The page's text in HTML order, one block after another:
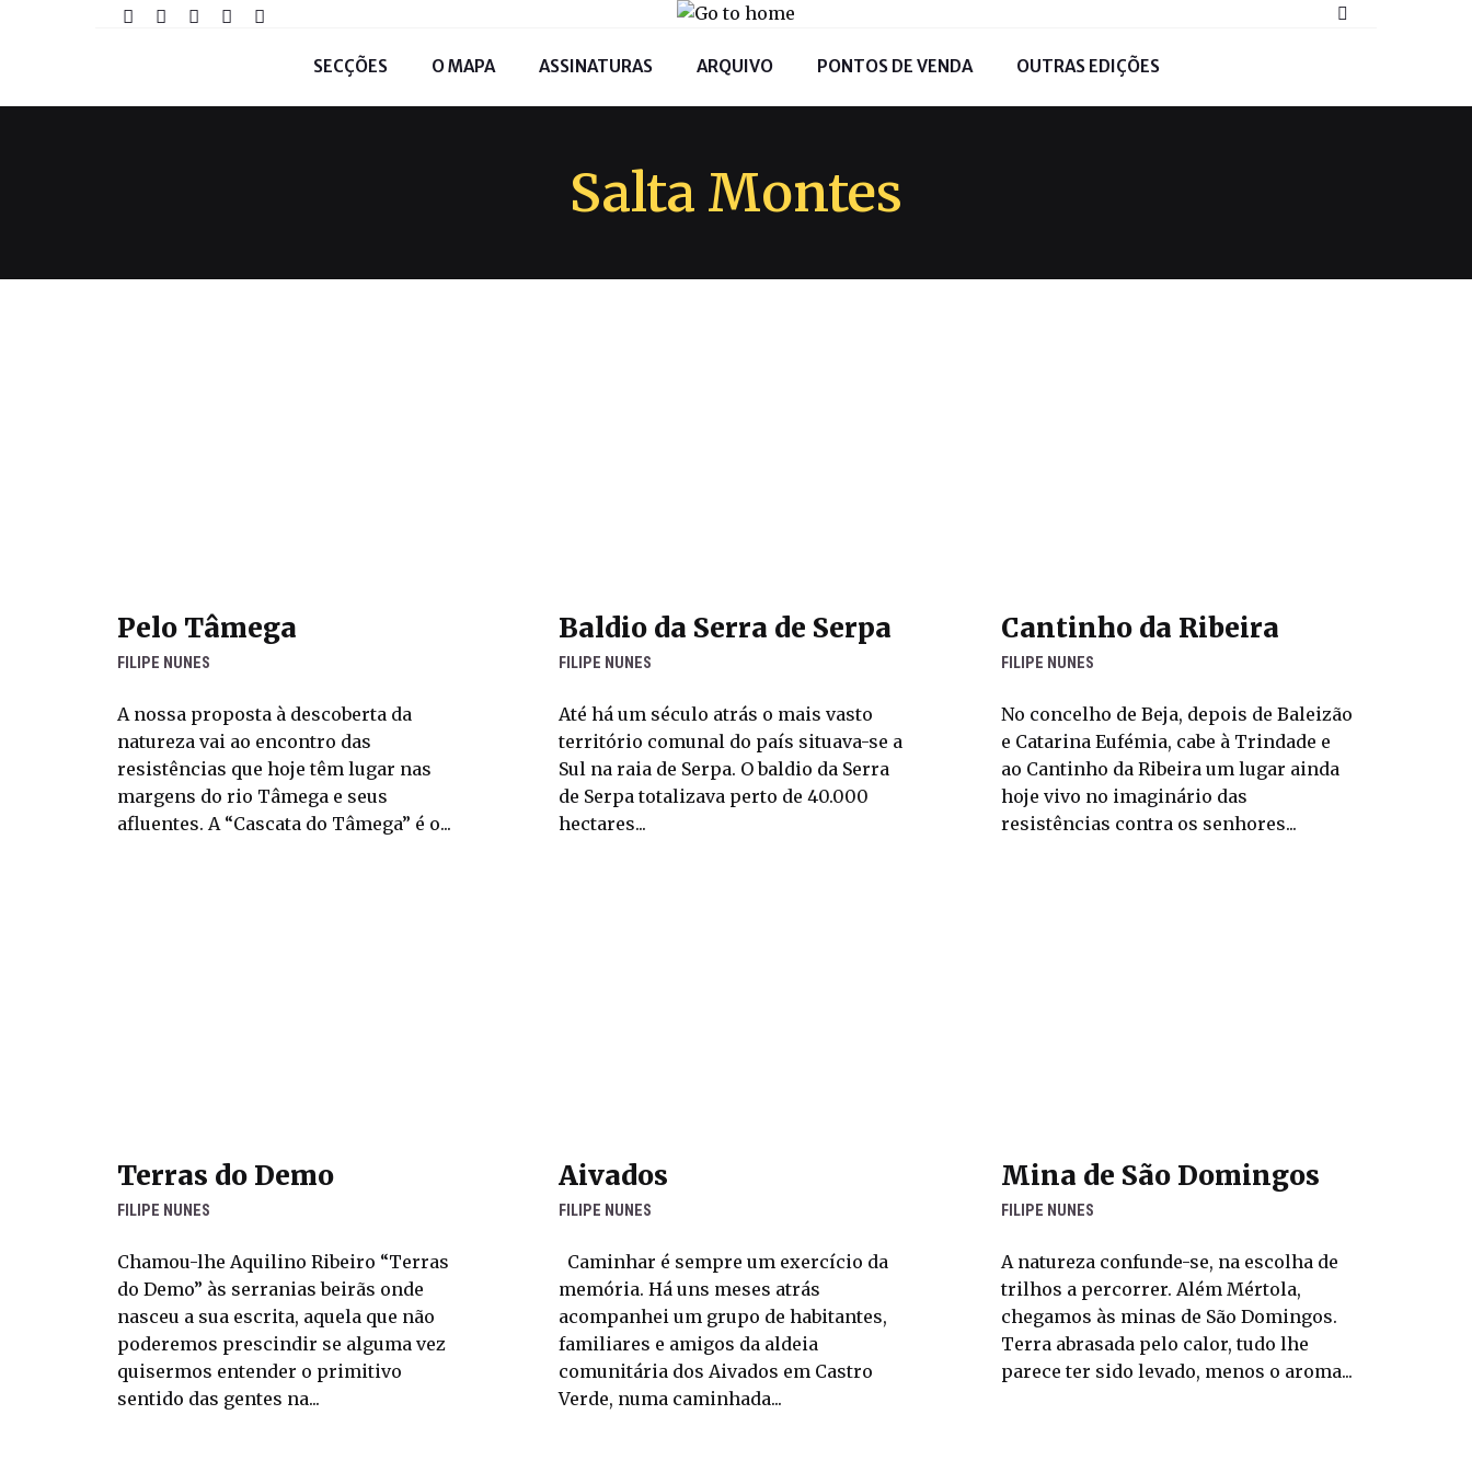
SECÇÕES O MAPA ASSINATURAS ARQUIVO PONTOS DE VENDA OUTRAS EDIÇÕES
Salta Montes
Pelo Tâmega
FILIPE NUNES
A nossa proposta à descoberta da
natureza vai ao encontro das
resistências que hoje têm lugar nas
margens do rio Tâmega e seus
afluentes. A “Cascata do Tâmega” é o...
Baldio da Serra de Serpa
FILIPE NUNES
Até há um século atrás o mais vasto
território comunal do país situava-se a
Sul na raia de Serpa. O baldio da Serra
de Serpa totalizava perto de 40.000
hectares...
Cantinho da Ribeira
FILIPE NUNES
No concelho de Beja, depois de Baleizão
e Catarina Eufémia, cabe à Trindade e
ao Cantinho da Ribeira um lugar ainda
hoje vivo no imaginário das
resistências contra os senhores...
Terras do Demo
FILIPE NUNES
Chamou-lhe Aquilino Ribeiro “Terras
do Demo” às serranias beirãs onde
nasceu a sua escrita, aquela que não
poderemos prescindir se alguma vez
quisermos entender o primitivo
sentido das gentes na...
Aivados
FILIPE NUNES
Caminhar é sempre um exercício da
memória. Há uns meses atrás
acompanhei um grupo de habitantes,
familiares e amigos da aldeia
comunitária dos Aivados em Castro
Verde, numa caminhada...
Mina de São Domingos
FILIPE NUNES
A natureza confunde-se, na escolha de
trilhos a percorrer. Além Mértola,
chegamos às minas de São Domingos.
Terra abrasada pelo calor, tudo lhe
parece ter sido levado, menos o aroma...